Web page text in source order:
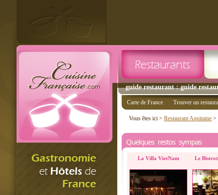
guide restaurant : guide
Carte de France Trouver un
Vous êtes ici > Restaurant Aquitaine >
Quelques restos sympas
La Villa VietNam Le